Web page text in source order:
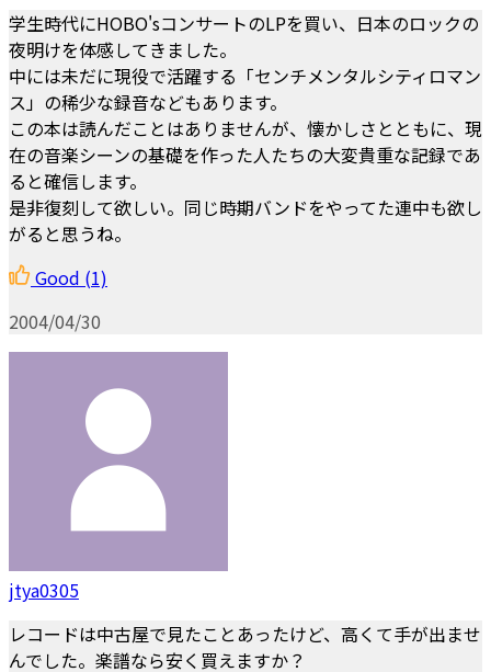
学生時代にHOBO'sコンサートのLPを買い、日本のロックの
夜明けを体感してきました。
中には未だに現役で活躍する「センチメンタルシティロマン
ス」の稀少な録音などもあります。
この本は読んだことはありませんが、懐かしさとともに、現
在の音楽シーンの基礎を作った人たちの大変貴重な記録であ
ると確信します。
是非復刻して欲しい。同じ時期バンドをやってた連中も欲し
がると思うね。
Good (1)
2004/04/30
jtya0305
レコードは中古屋で見たことあったけど、高くて手が出ませ
んでした。楽譜なら安く買えますか？